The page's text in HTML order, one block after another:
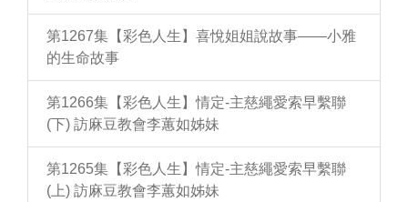
第1267集【彩色人生】喜悅姐姐說故事——小雅
的生命故事
第1266集【彩色人生】情定-主慈繩愛索早繫聯
(下) 訪麻豆教會李蕙如姊妹
第1265集【彩色人生】情定-主慈繩愛索早繫聯
(上) 訪麻豆教會李蕙如姊妹